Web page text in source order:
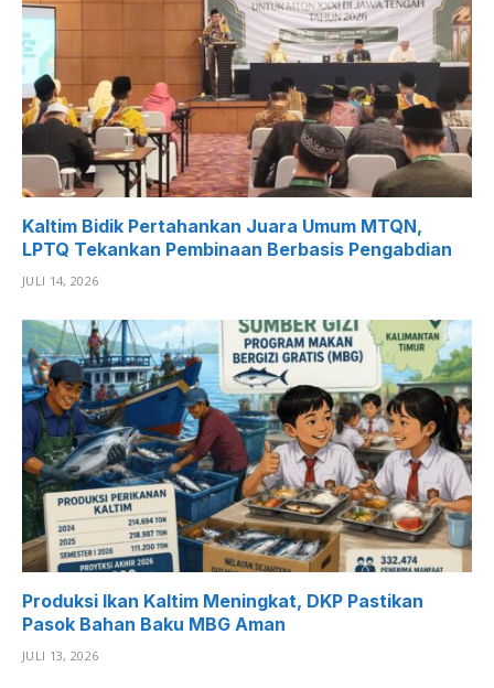
Kaltim Bidik Pertahankan Juara Umum MTQN,
LPTQ Tekankan Pembinaan Berbasis Pengabdian
JULI 14, 2026
Produksi Ikan Kaltim Meningkat, DKP Pastikan
Pasok Bahan Baku MBG Aman
JULI 13, 2026